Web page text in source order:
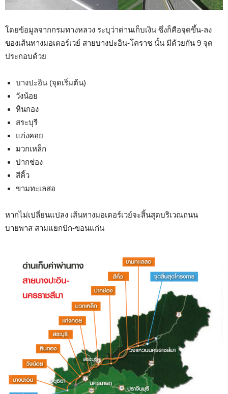
โดยข้อมูลจากกรมทางหลวง ระบุว่าด่านเก็บเงิน ซึ่งก็คือจุดขึ้น-ลง
ของเส้นทางมอเตอร์เวย์ สายบางปะอิน-โคราช นั้น มีด้วยกัน 9 จุด
ประกอบด้วย
บางปะอิน (จุดเริ่มต้น)
วังน้อย
หินกอง
สระบุรี
แก่งคอย
มวกเหล็ก
ปากช่อง
สีคิ้ว
ขามทะเลสอ
หากไม่เปลี่ยนแปลง เส้นทางมอเตอร์เวย์จะสิ้นสุดบริเวณถนน
บายพาส สามแยกปัก-ขอนแก่น